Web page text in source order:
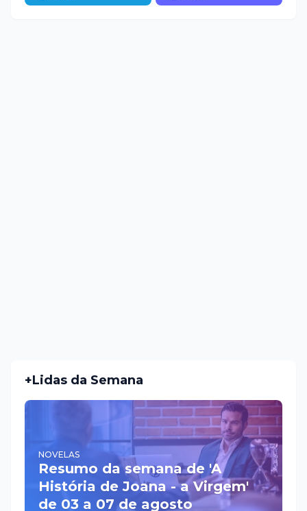
+Lidas da Semana
NOVELAS
Resumo da semana de 'A
História de Joana - a Virgem'
de 03 a 07 de agosto